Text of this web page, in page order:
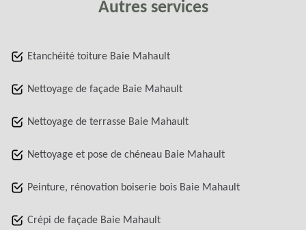
Autres services
Etanchéité toiture Baie Mahault
Nettoyage de façade Baie Mahault
Nettoyage de terrasse Baie Mahault
Nettoyage et pose de chéneau Baie Mahault
Peinture, rénovation boiserie bois Baie Mahault
Crépi de façade Baie Mahault